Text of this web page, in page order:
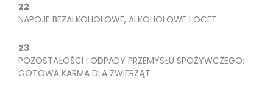
22
NAPOJE BEZALKOHOLOWE, ALKOHOLOWE I OCET
23
POZOSTAŁOŚCI I ODPADY PRZEMYSŁU SPOŻYWCZEGO;
GOTOWA KARMA DLA ZWIERZĄT